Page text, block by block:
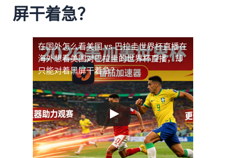
屏干着急？
在国外怎么看美国 vs 巴拉圭世界杯直播在
海外想看美国对巴拉圭的世界杯直播，却
只能对着黑屏干着急？